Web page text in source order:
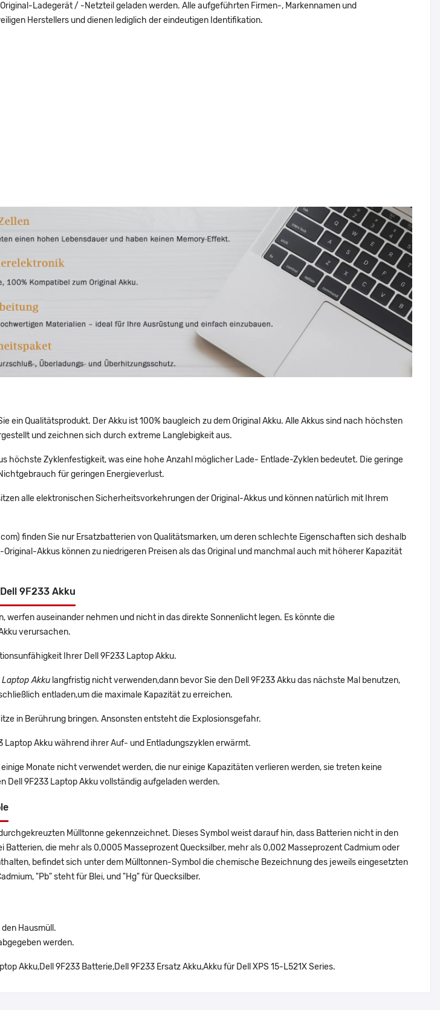
Ladegerät / -Netzteil geladen werden. Alle aufgeführten Firmen-, Markennamen und
Herstellers und dienen lediglich der eindeutigen Identifikation.
ein Qualitätsprodukt. Der Akku ist 100% baugleich zu dem Original Akku. Alle Akkus sind nach höchsten
und zeichnen sich durch extreme Langlebigkeit aus.
höchste Zyklenfestigkeit, was eine hohe Anzahl möglicher Lade- Entlade-Zyklen bedeutet. Die geringe
für geringen Energieverlust.
alle elektronischen Sicherheitsvorkehrungen der Original-Akkus und können natürlich mit Ihrem
finden Sie nur Ersatzbatterien von Qualitätsmarken, um deren schlechte Eigenschaften sich deshalb
Akkus können zu niedrigeren Preisen als das Original und manchmal auch mit höherer Kapazität
9F233 Akku
werfen auseinander nehmen und nicht in das direkte Sonnenlicht legen. Es könnte die
verursachen.
Ihrer Dell 9F233 Laptop Akku.
Akku langfristig nicht verwenden,dann bevor Sie den Dell 9F233 Akku das nächste Mal benutzen,
entladen,um die maximale Kapazität zu erreichen.
in Berührung bringen. Ansonsten entsteht die Explosionsgefahr.
Laptop Akku während ihrer Auf- und Entladungszyklen erwärmt.
einige Monate nicht verwendet werden, die nur einige Kapazitäten verlieren werden, sie treten keine
Dell 9F233 Laptop Akku vollständig aufgeladen werden.
Mülltonne gekennzeichnet. Dieses Symbol weist darauf hin, dass Batterien nicht in den
Batterien, die mehr als 0,0005 Masseprozent Quecksilber, mehr als 0,002 Masseprozent Cadmium oder
befindet sich unter dem Mülltonnen-Symbol die chemische Bezeichnung des jeweils eingesetzten
"Pb" steht für Blei, und "Hg" für Quecksilber.
Hausmüll.
werden.
Akku,Dell 9F233 Batterie,Dell 9F233 Ersatz Akku,Akku für Dell XPS 15-L521X Series.